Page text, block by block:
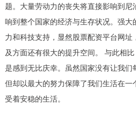
题。大量劳动力的丧失将直接影响到
响到整个国家的经济与生存状况。强大
力和科技支持，显然股票配资平台网
及方面还有很大的提升空间。 与此相
是感到无比庆幸。虽然国家没有让我们
但却以最大的努力保障了我们生活在
受着安稳的生活。